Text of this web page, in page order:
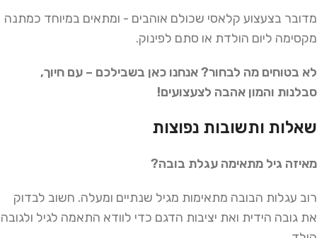
מדובר בצעצוע קלאסי שכולם אוהבים - ומתאים במיוחד כמתנה
מקסימה ליום הולדת או סתם לפינוק.
לא בטוחים מה לבחור? אנחנו כאן בשבילכם – עם חיוך,
סבלנות והמון אהבה לצעצועים!
שאלות ותשובות נפוצות
מאיזה גיל מתאימה עגלת בובה?
רוב עגלות הבובה מתאימות מגיל שנתיים ומעלה. חשוב לבדוק
את גובה הידית ואת יציבות הדגם כדי לוודא התאמה לגיל ולגובה